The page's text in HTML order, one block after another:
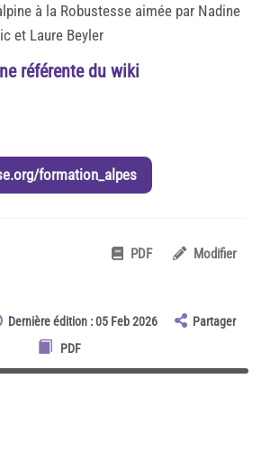
à la Robustesse aimée par Nadine
et Laure Beyler
référente du wiki
formation_alpes
PDF Modifier
Dernière édition : 05 Feb 2026
Partager
PDF